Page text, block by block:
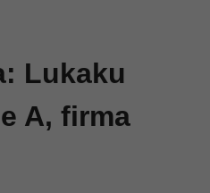
Lukaku
A, firma